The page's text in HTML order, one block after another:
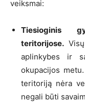
veiksmai:
Tiesioginis
teritorijose.
aplinkybes ir
okupacijos
teritoriją nėra
negali būti